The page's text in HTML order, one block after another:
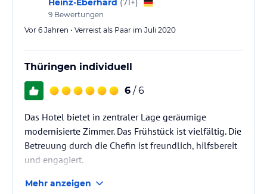
Heinz-Eberhard (71+)
9 Bewertungen
Vor 6 Jahren • Verreist als Paar im Juli 2020
Thüringen individuell
6 / 6
Das Hotel bietet in zentraler Lage geräumige
modernisierte Zimmer. Das Frühstück ist vielfältig. Die
Betreuung durch die Chefin ist freundlich, hilfsbereit
und engagiert.
Mehr anzeigen